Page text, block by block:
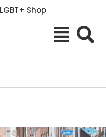
LGBT+ Shop